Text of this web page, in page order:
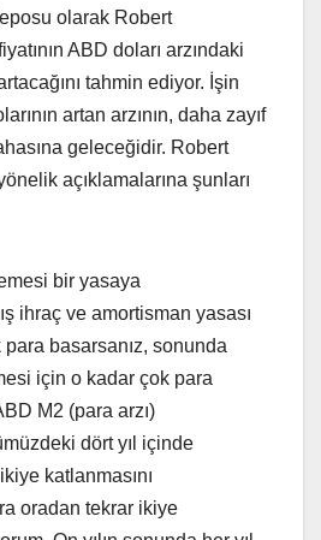
olarak Robert
ABD doları arzındaki
tahmin ediyor. İşin
artan arzının, daha zayıf
geleceğidir. Robert
açıklamalarına şunları
bir yasaya
ihraç ve amortisman yasası
basarsanız, sonunda
için o kadar çok para
M2 (para arzı)
dört yıl içinde
katlanmasını
oradan tekrar ikiye